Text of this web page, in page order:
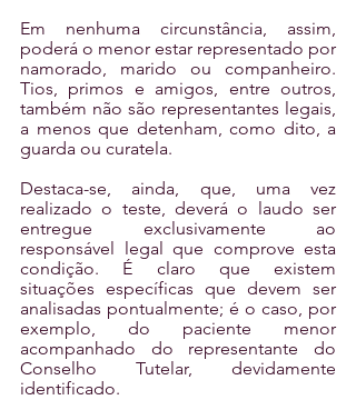
Em nenhuma circunstância, assim,
poderá o menor estar representado por
namorado, marido ou companheiro.
Tios, primos e amigos, entre outros,
também não são representantes legais,
a menos que detenham, como dito, a
guarda ou curatela.
Destaca-se, ainda, que, uma vez
realizado o teste, deverá o laudo ser
entregue exclusivamente ao
responsável legal que comprove esta
condição. É claro que existem
situações específicas que devem ser
analisadas pontualmente; é o caso, por
exemplo, do paciente menor
acompanhado do representante do
Conselho Tutelar, devidamente
identificado.